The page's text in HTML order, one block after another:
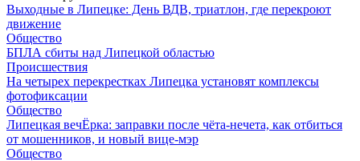
Выходные в Липецке: День ВДВ, триатлон, где перекроют
движение
Общество
БПЛА сбиты над Липецкой областью
Происшествия
На четырех перекрестках Липецка установят комплексы
фотофиксации
Общество
Липецкая вечЁрка: заправки после чёта-нечета, как отбиться
от мошенников, и новый вице-мэр
Общество